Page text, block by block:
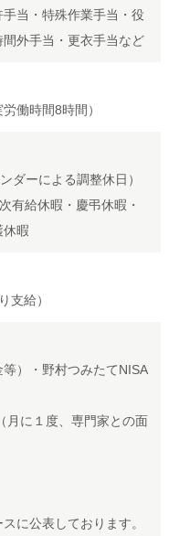
当・特殊作業手当・役
外手当・更衣手当など
働時間8時間）
ダーによる調整休日）
有給休暇・慶弔休暇・
休暇
支給）
）・野村つみたてNISA
月に１度、専門家との面
に公表しております。